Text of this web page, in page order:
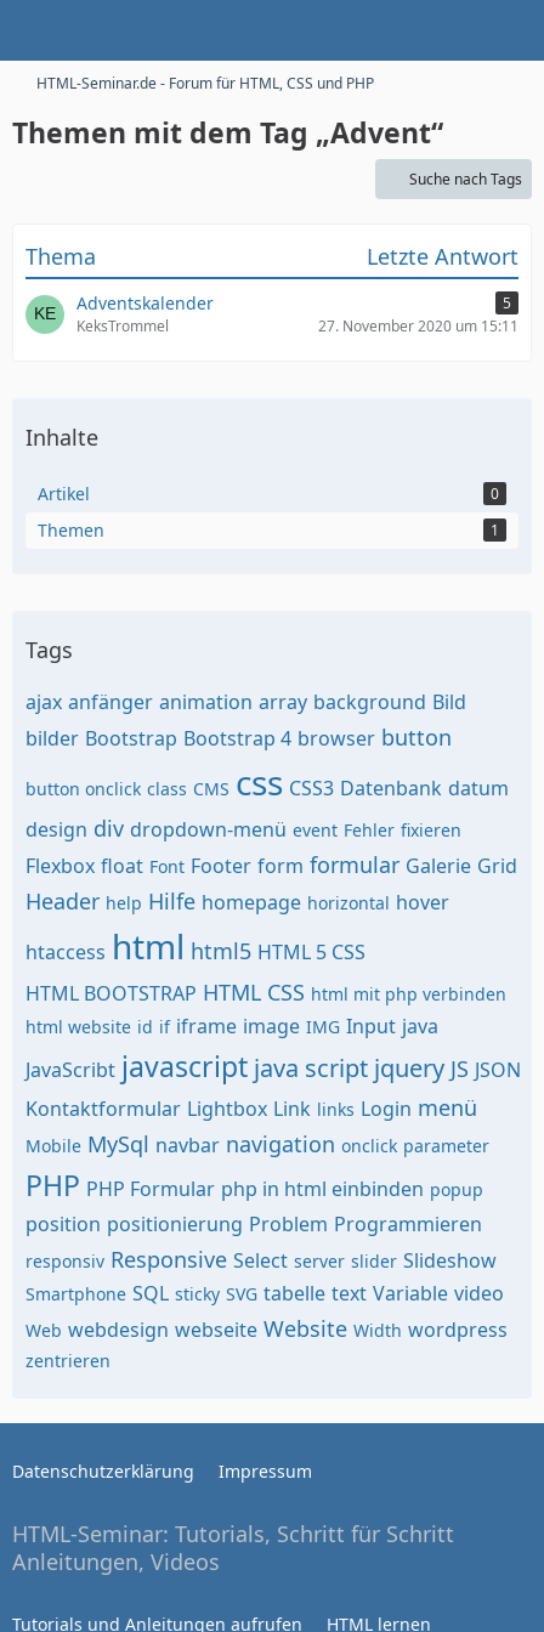
HTML-Seminar.de - Forum für HTML, CSS und PHP
Themen mit dem Tag „Advent“
Suche nach Tags
Thema Letzte Antwort
Adventskalender
5
KeksTrommel
27. November 2020 um 15:11
Inhalte
Artikel 0
Themen 1
Tags
ajax anfänger animation array background Bild
bilder Bootstrap Bootstrap 4 browser button
button onclick class CMS css CSS3 Datenbank datum
design div dropdown-menü event Fehler fixieren
Flexbox float Font Footer form formular Galerie Grid
Header help Hilfe homepage horizontal hover
htaccess html html5 HTML 5 CSS
HTML BOOTSTRAP HTML CSS html mit php verbinden
html website id if iframe image IMG Input java
JavaScribt javascript java script jquery JS JSON
Kontaktformular Lightbox Link links Login menü
Mobile MySql navbar navigation onclick parameter
PHP PHP Formular php in html einbinden popup
position positionierung Problem Programmieren
responsiv Responsive Select server slider Slideshow
Smartphone SQL sticky SVG tabelle text Variable video
Web webdesign webseite Website Width wordpress
zentrieren
Datenschutzerklärung Impressum
HTML-Seminar: Tutorials, Schritt für Schritt
Anleitungen, Videos
Tutorials und Anleitungen aufrufen HTML lernen